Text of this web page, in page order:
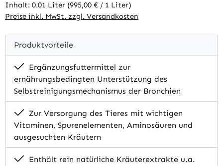
Inhalt: 0.01 Liter (995,00 € / 1 Liter)
Preise inkl. MwSt. zzgl. Versandkosten
Produktvorteile
Ergänzungsfuttermittel zur
ernährungsbedingten Unterstützung des
Selbstreinigungsmechanismus der Bronchien
Zur Versorgung des Tieres mit wichtigen
Vitaminen, Spurenelementen, Aminosäuren und
ausgesuchten Kräutern
Enthält rein natürliche Kräuterextrakte u.a.